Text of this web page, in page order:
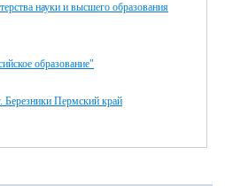
науки и высшего образования
образование"
Березники Пермский край